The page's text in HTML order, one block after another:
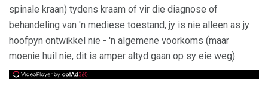
spinale kraan) tydens kraam of vir die diagnose of
behandeling van 'n mediese toestand, jy is nie alleen as jy
hoofpyn ontwikkel nie - 'n algemene voorkoms (maar
moenie huil nie, dit is amper altyd gaan op sy eie weg).